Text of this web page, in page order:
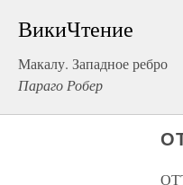
ВикиЧтение
Макалу. Западное ребро
Параго Робер